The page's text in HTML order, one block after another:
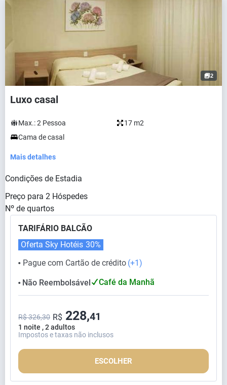
2
Luxo casal
Max.:2 Pessoa
17 m2
Cama de casal
Mais detalhes
Condições de Estadia
Preço para 2 Hóspedes
Nº de quartos
TARIFÁRIO BALCÃO
⬤ Pague com Cartão de crédito (+1)
Oferta Sky Hotéis 30%
⬤ Não Reembolsável Café da Manhã
1 noite , 2 adultos
R$ 326,30 R$ 228,41
Impostos e taxas não inclusos
ESCOLHER